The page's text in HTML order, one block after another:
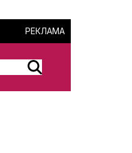
РЕКЛАМА